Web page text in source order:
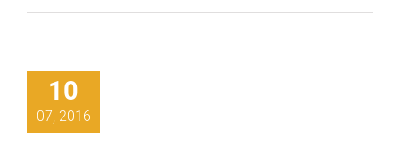
10
07, 2016
a Lesbia
integrante
COPINH